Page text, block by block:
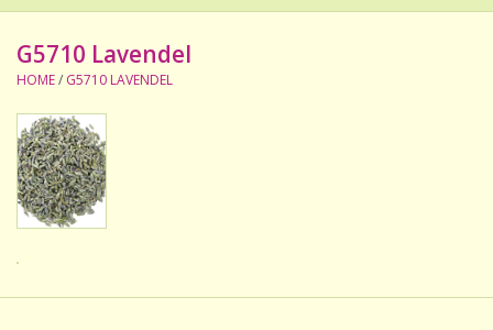
Accessoires
NIEUW! Verpakte thee
BeppeDeli en 8tea1
Contact
Sale!
G5710 Lavendel
HOME/ G5710 LAVENDEL